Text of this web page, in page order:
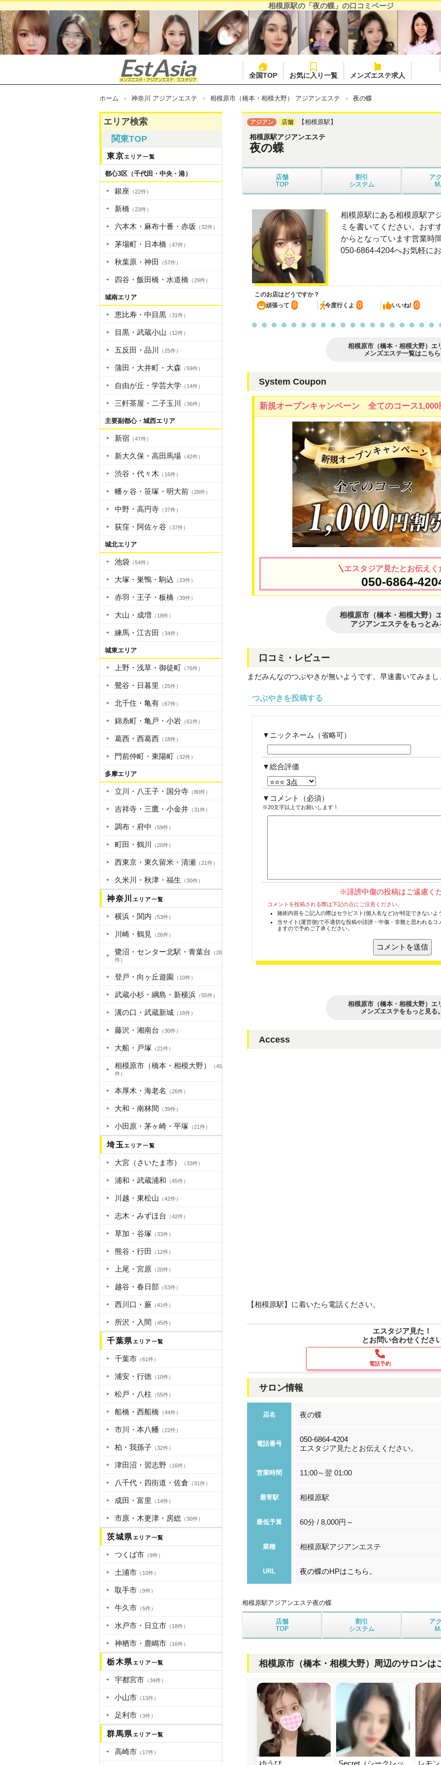
相模原駅の「夜の蝶」の口コミページ
全国TOP お気に入り一覧 メンズエステ求人
ホーム 神奈川 アジアンエステ 相模原市（橋本・相模大野） アジアンエステ 夜の蝶
アジアン 店舗 【相模原駅】
相模原駅アジアンエステ
夜の蝶
店舗
TOP
割引
システム
ア
相模原駅にある相模原駅ア
ミを書いてください。おす
からとなっています営業時
050-6864-4204へお気軽に
このお店はどうですか？
頑張って 0 今度行くよ 0 いいね! 0
相模原市（橋本・相模大野）エ
メンズエステ一覧はこちら
System Coupon
新規オープンキャンペーン 全てのコース1,000
エスタジア見たとお伝えく
050-6864-
相模原市（橋本・相模大野）
アジアンエステをもっとみ
口コミ・レビュー
まだみんなのつぶやきが無いようです。早速書いてみまし
つぶやきを投稿する
ニックネーム（省略可）
総合評価
コメント （必須）
※20文字以上でお願いします！
※誹謗中傷の投稿はご遠慮く
コメントを投稿される際は下記の点にご注意ください。
施術内容をご記入の際はセラピスト(個人名など)が特定できないよ
当サイト(運営側)で不適切な投稿や誹謗・中傷・非難と思われる
ますので予めご了承ください。
相模原市（橋本・相模大野）エ
メンズエステをもっと見る
Access
【相模原駅】に着いたら電話ください。
エスタジア見た！
とお問い合わせくださ
電話予約
サロン情報
店名 夜の蝶
電話番号
050-6864-4204
エスタジア見たとお伝えください。
営業時間 11:00～翌 01:00
最寄駅 相模原駅
最低予算 60分 / 8,000円～
業種 相模原駅アジアンエステ
URL 夜の蝶のHPはこちら。
相模原駅アジアンエステ夜の蝶
店舗
TOP
割引
システム
ア
相模原市（橋本・相模大野）周辺のサロンは
エリア検索
関東TOP
東京エリア一覧
都心3区（千代田・中央・港）
銀座 （22件）
新橋 （23件）
六本木・麻布十番・赤坂 （32件）
茅場町・日本橋 （47件）
秋葉原・神田 （57件）
四谷・飯田橋・水道橋 （29件）
城南エリア
恵比寿・中目黒 （31件）
目黒・武蔵小山 （12件）
五反田・品川 （25件）
蒲田・大井町・大森 （59件）
自由が丘・学芸大学 （14件）
三軒茶屋・二子玉川 （36件）
主要副都心・城西エリア
新宿 （47件）
新大久保・高田馬場 （42件）
渋谷・代々木 （16件）
幡ヶ谷・笹塚・明大前 （28件）
中野・高円寺 （37件）
荻窪・阿佐ヶ谷 （37件）
城北エリア
池袋 （54件）
大塚・巣鴨・駒込 （23件）
赤羽・王子・板橋 （39件）
大山・成増 （18件）
練馬・江古田 （34件）
城東エリア
上野・浅草・御徒町 （76件）
鶯谷・日暮里 （25件）
北千住・亀有 （67件）
錦糸町・亀戸・小岩 （61件）
葛西・西葛西 （18件）
門前仲町・東陽町 （32件）
多摩エリア
立川・八王子・国分寺 （80件）
吉祥寺・三鷹・小金井 （31件）
調布・府中 （59件）
町田・鶴川 （20件）
西東京・東久留米・清瀬 （21件）
久米川・秋津・福生 （30件）
神奈川 エリア一覧
横浜・関内 （53件）
川崎・鶴見 （26件）
鷺沼・センター北駅・青葉台 （28
件）
登戸・向ヶ丘遊園 （10件）
武蔵小杉・綱島・新横浜 （55件）
溝の口・武蔵新城 （18件）
藤沢・湘南台 （30件）
大船・戸塚 （21件）
相模原市（橋本・相模大野）
（45
件）
本厚木・海老名 （26件）
大和・南林間 （39件）
小田原・茅ヶ崎・平塚 （21件）
埼玉 エリア一覧
大宮（さいたま市） （33件）
浦和・武蔵浦和 （45件）
川越・東松山 （42件）
志木・みずほ台 （42件）
草加・谷塚 （33件）
熊谷・行田 （12件）
上尾・宮原 （20件）
越谷・春日部 （53件）
西川口・蕨 （41件）
所沢・入間 （45件）
千葉県 エリア一覧
千葉市 （61件）
浦安・行徳 （10件）
松戸・八柱 （55件）
船橋・西船橋 （44件）
市川・本八幡 （22件）
柏・我孫子 （32件）
津田沼・習志野 （16件）
八千代・四街道・佐倉 （31件）
成田・富里 （14件）
市原・木更津・房総 （30件）
茨城県 エリア一覧
つくば市 （9件）
土浦市 （10件）
取手市 （9件）
牛久市 （5件）
水戸市・日立市 （18件）
神栖市・鹿嶋市 （16件）
栃木県 エリア一覧
宇都宮市 （34件）
小山市 （13件）
足利市 （3件）
群馬県 エリア一覧
高崎市 （17件）